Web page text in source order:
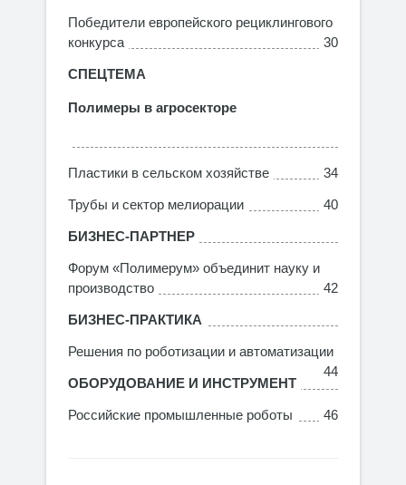
Победители европейского рециклингового
конкурса
30
СПЕЦТЕМА
Полимеры в агросекторе
Пластики в сельском хозяйстве 34
Трубы и сектор мелиорации 40
БИЗНЕС-ПАРТНЕР
Форум «Полимерум» объединит науку и
производство
42
БИЗНЕС-ПРАКТИКА
Решения по роботизации и автоматизации
44
ОБОРУДОВАНИЕ И ИНСТРУМЕНТ
Российские промышленные роботы 46